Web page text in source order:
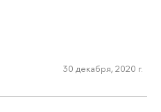
30 декабря, 2020 г.